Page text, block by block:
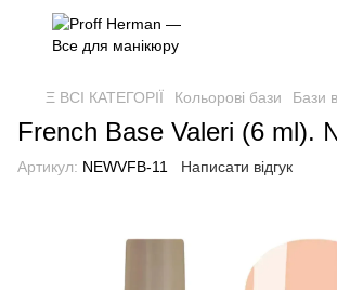
Ξ ВСІ КАТЕГОРІЇ Кольорові бази Бази
French Base Valeri (6 ml).
Артикул: NEWVFB-11 Написати відгук